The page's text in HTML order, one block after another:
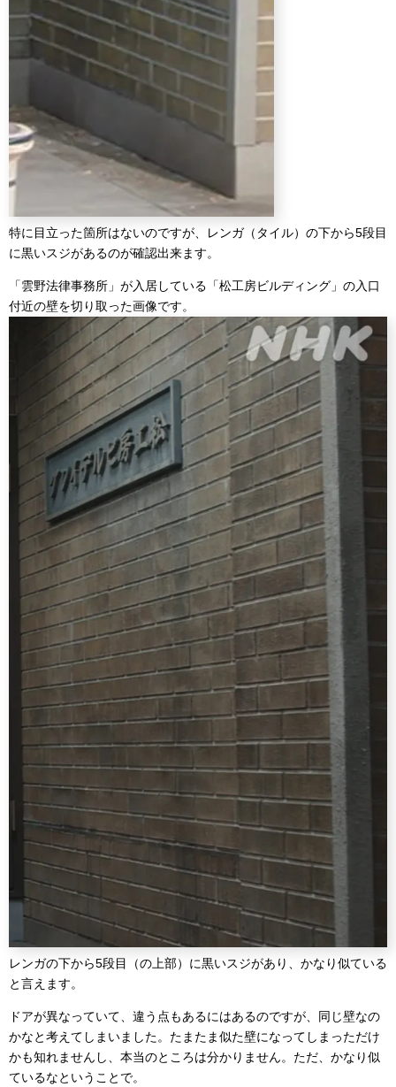
特に目立った箇所はないのですが、レンガ（タイル）の下から5段目
に黒いスジがあるのが確認出来ます。
「雲野法律事務所」が入居している「松工房ビルディング」の入口
付近の壁を切り取った画像です。
レンガの下から5段目（の上部）に黒いスジがあり、かなり似ている
と言えます。
ドアが異なっていて、違う点もあるにはあるのですが、同じ壁なの
かなと考えてしまいました。たまたま似た壁になってしまっただけ
かも知れませんし、本当のところは分かりません。ただ、かなり似
ているなということで。